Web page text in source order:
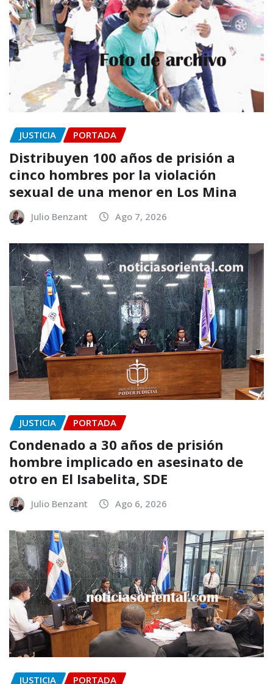
JUSTICIA PORTADA
Distribuyen 100 años de prisión a
cinco hombres por la violación
sexual de una menor en Los Mina
Julio Benzant Ago 7, 2026
JUSTICIA PORTADA
Condenado a 30 años de prisión
hombre implicado en asesinato de
otro en El Isabelita, SDE
Julio Benzant Ago 6, 2026
JUSTICIA PORTADA